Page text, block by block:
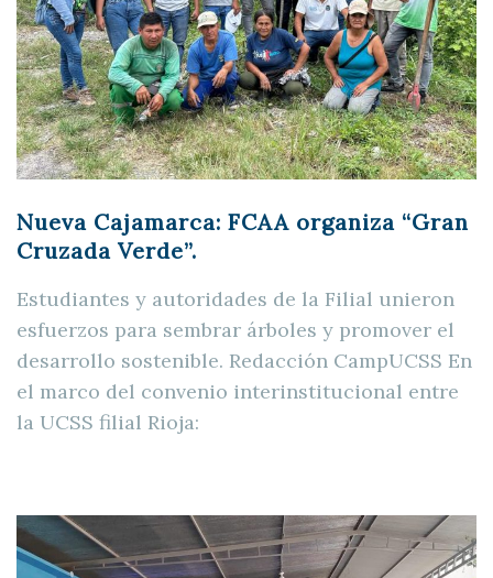
Nueva Cajamarca: FCAA organiza “Gran
Cruzada Verde”.
Estudiantes y autoridades de la Filial unieron
esfuerzos para sembrar árboles y promover el
desarrollo sostenible. Redacción CampUCSS En
el marco del convenio interinstitucional entre
la UCSS filial Rioja: